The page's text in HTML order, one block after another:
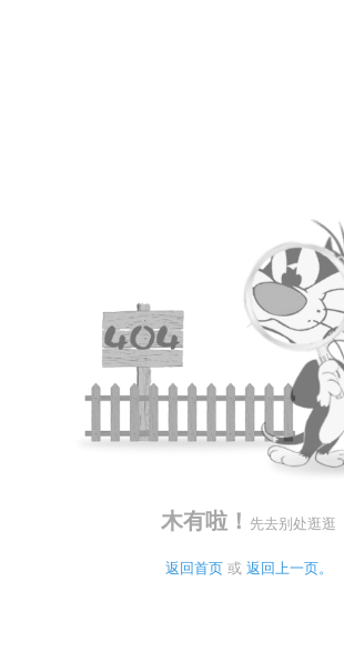
木有啦！ 先去别处逛逛
返回首页 或 返回上一页。